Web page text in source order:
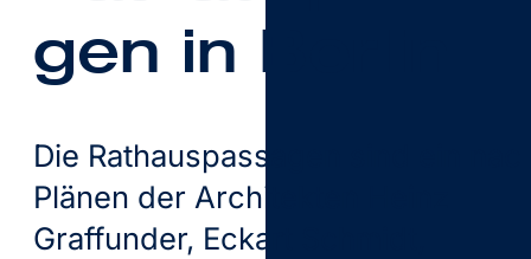
gen in Berlin
Die Rathauspassagen sind ein
Plänen der Architekten Heinz
Graffunder, Eckart Schmidt,